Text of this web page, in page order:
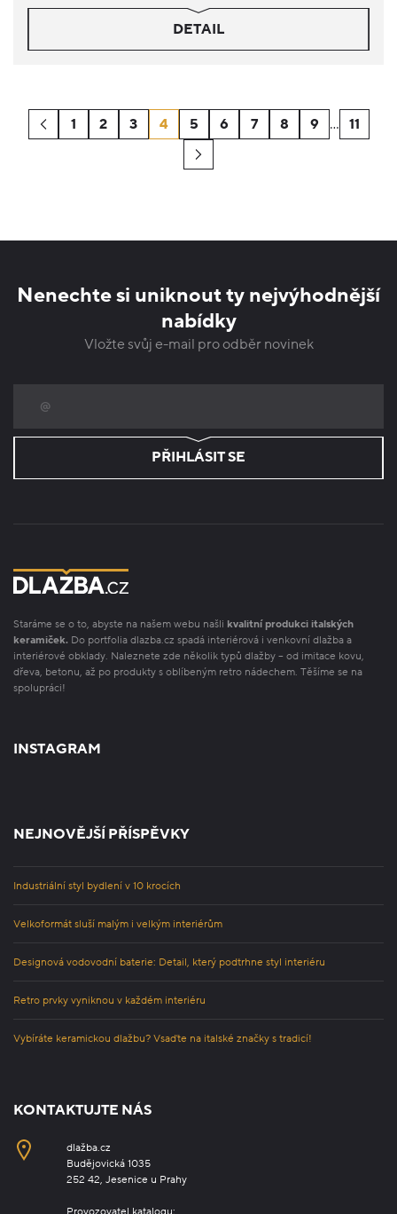
DETAIL
1 2 3 4 5 6 7 8 9 … 11
Nenechte si uniknout ty nejvýhodnější
nabídky
Vložte svůj e-mail pro odběr novinek
PŘIHLÁSIT SE
Staráme se o to, abyste na našem webu našli kvalitní produkci italských
keramiček. Do portfolia dlazba.cz spadá interiérová i venkovní dlažba a
interiérové obklady. Naleznete zde několik typů dlažby – od imitace kovu,
dřeva, betonu, až po produkty s oblíbeným retro nádechem. Těšíme se na
spolupráci!
INSTAGRAM
NEJNOVĚJŠÍ PŘÍSPĚVKY
Industriální styl bydlení v 10 krocích
Velkoformát sluší malým i velkým interiérům
Designová vodovodní baterie: Detail, který podtrhne styl interiéru
Retro prvky vyniknou v každém interiéru
Vybíráte keramickou dlažbu? Vsaďte na italské značky s tradicí!
KONTAKTUJTE NÁS
dlažba.cz
Budějovická 1035
252 42, Jesenice u Prahy